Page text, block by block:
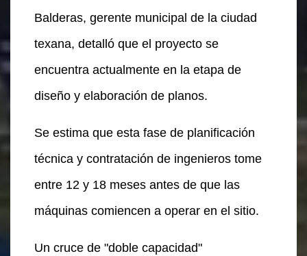
Balderas, gerente municipal de la ciudad
texana, detalló que el proyecto se
encuentra actualmente en la etapa de
diseño y elaboración de planos.
Se estima que esta fase de planificación
técnica y contratación de ingenieros tome
entre 12 y 18 meses antes de que las
máquinas comiencen a operar en el sitio.
Un cruce de "doble capacidad"